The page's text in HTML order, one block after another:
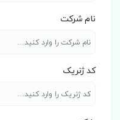
نام شرکت
کد ژنریک